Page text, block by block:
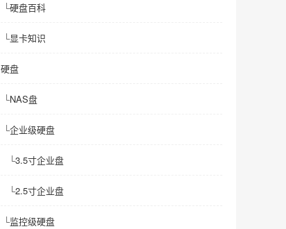
└硬盘百科
└显卡知识
硬盘
└NAS盘
└企业级硬盘
└3.5寸企业盘
└2.5寸企业盘
└监控级硬盘